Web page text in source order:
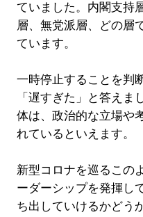
ていました。内閣支持
層、無党派層、どの層
ています。
一時停止することを判
「遅すぎた」と答えま
体は、政治的な立場や
れているといえます。
新型コロナを巡るこの
ーダーシップを発揮し
ち出していけるかどう